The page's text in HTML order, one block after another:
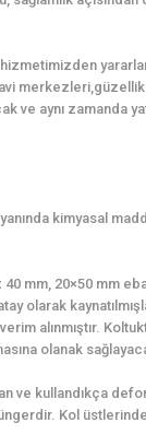
ve aynı zamanda
kimyasal
40 mm, 20×50 mm
olarak
alınmıştır.
olanak
ve kullandıkça
Kol